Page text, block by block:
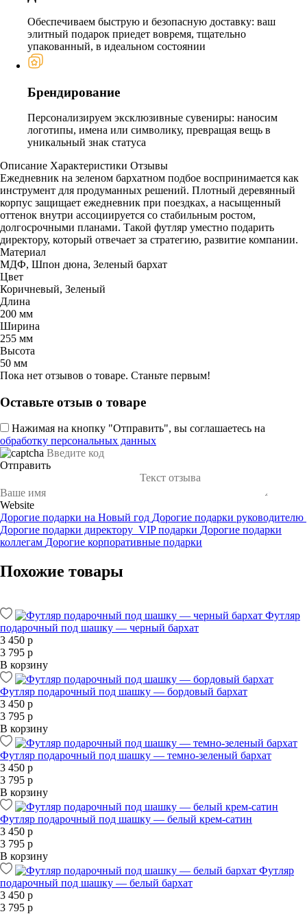
Обеспечиваем быструю и безопасную доставку: ваш
элитный подарок приедет вовремя, тщательно
упакованный, в идеальном состоянии
Брендирование
Персонализируем эксклюзивные сувениры: наносим
логотипы, имена или символику, превращая вещь в
уникальный знак статуса
Описание Характеристики Отзывы
Ежедневник на зеленом бархатном подбое воспринимается как
инструмент для продуманных решений. Плотный деревянный
корпус защищает ежедневник при поездках, а насыщенный
оттенок внутри ассоциируется со стабильным ростом,
долгосрочными планами. Такой футляр уместно подарить
директору, который отвечает за стратегию, развитие компании.
Материал
МДФ, Шпон дюна, Зеленый бархат
Цвет
Коричневый, Зеленый
Длина
200 мм
Ширина
255 мм
Высота
50 мм
Пока нет отзывов о товаре. Станьте первым!
Оставьте отзыв о товаре
Нажимая на кнопку "Отправить", вы соглашаетесь на
обработку персональных данных
Отправить
Website
Дорогие подарки на Новый год Дорогие подарки руководителю
Дорогие подарки директору VIP подарки Дорогие подарки
коллегам Дорогие корпоративные подарки
Похожие товары
Футляр
подарочный под шашку — черный бархат
3 450 р
3 795 р
В корзину
Футляр подарочный под шашку — бордовый бархат
3 450 р
3 795 р
В корзину
Футляр подарочный под шашку — темно-зеленый бархат
3 450 р
3 795 р
В корзину
Футляр подарочный под шашку — белый крем-сатин
3 450 р
3 795 р
В корзину
Футляр
подарочный под шашку — белый бархат
3 450 р
3 795 р